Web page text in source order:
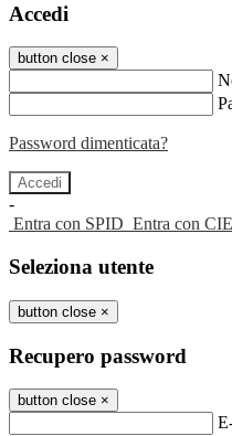
Accedi
button close ×
Password dimenticata?
-
Entra con SPID Entra con CIE
Seleziona utente
button close ×
Recupero password
button close ×